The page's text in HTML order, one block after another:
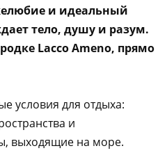
и идеальный
тело, душу и разум.
Lacco Ameno, прямо
условия для отдыха:
и
выходящие на море.